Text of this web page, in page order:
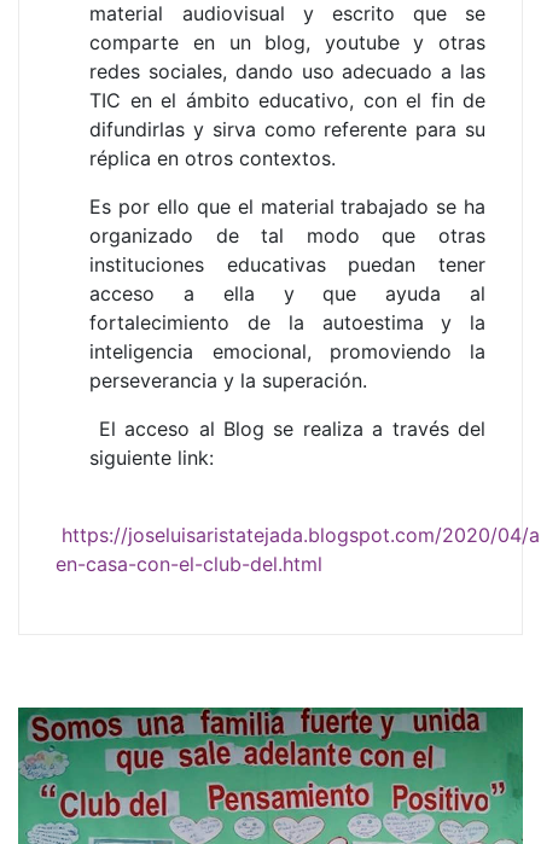
material audiovisual y escrito que se
comparte en un blog, youtube y otras
redes sociales, dando uso adecuado a las
TIC en el ámbito educativo, con el fin de
difundirlas y sirva como referente para su
réplica en otros contextos.
Es por ello que el material trabajado se ha
organizado de tal modo que otras
instituciones educativas puedan tener
acceso a ella y que ayuda al
fortalecimiento de la autoestima y la
inteligencia emocional, promoviendo la
perseverancia y la superación.
El acceso al Blog se realiza a través del
siguiente link:
https://joseluisaristatejada.blogspot.com/2020/04/
en-casa-con-el-club-del.html